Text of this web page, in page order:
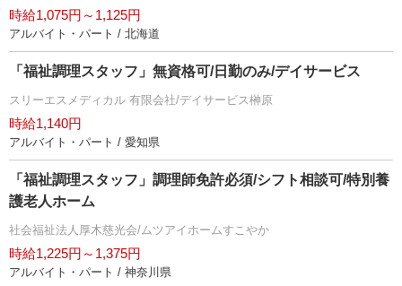
時給1,075円～1,125円
アルバイト・パート / 北海道
「福祉調理スタッフ」無資格可/日勤のみ/デイサービス
スリーエスメディカル 有限会社/デイサービス榊原
時給1,140円
アルバイト・パート / 愛知県
「福祉調理スタッフ」調理師免許必須/シフト相談可/特別養
護老人ホーム
社会福祉法人厚木慈光会/ムツアイホームすこやか
時給1,225円～1,375円
アルバイト・パート / 神奈川県